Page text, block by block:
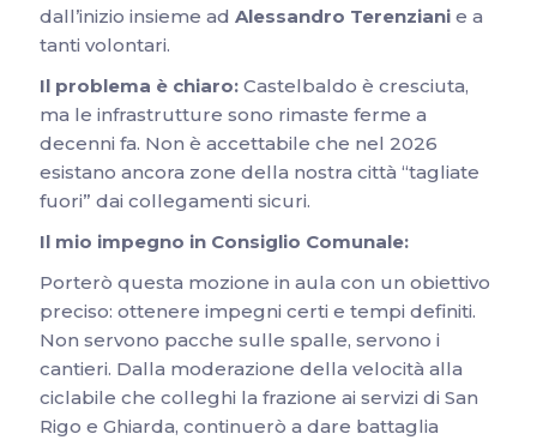
dall’inizio insieme ad Alessandro Terenzianie a
tanti volontari.
Il problema è chiaro:Castelbaldo è cresciuta,
ma le infrastrutture sono rimaste ferme a
decenni fa. Non è accettabile che nel 2026
esistano ancora zone della nostra città “tagliate
fuori” dai collegamenti sicuri.
Il mio impegno in Consiglio Comunale:
Porterò questa mozione in aula con un obiettivo
preciso: ottenere impegni certi e tempi definiti.
Non servono pacche sulle spalle, servono i
cantieri. Dalla moderazione della velocità alla
ciclabile che colleghi la frazione ai servizi di San
Rigo e Ghiarda, continuerò a dare battaglia